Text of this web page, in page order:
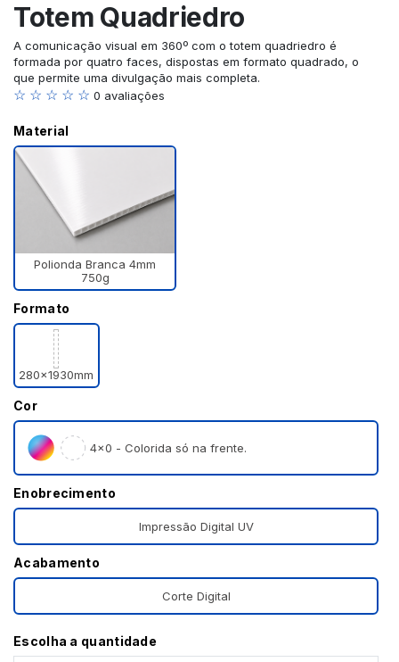
Totem Quadriedro
A comunicação visual em 360º com o totem quadriedro é
formada por quatro faces, dispostas em formato quadrado, o
que permite uma divulgação mais completa.
☆ ☆ ☆ ☆ ☆ 0 avaliações
Material
Polionda Branca 4mm
750g
Formato
280x1930mm
Cor
4×0 - Colorida só na frente.
Enobrecimento
Impressão Digital UV
Acabamento
Corte Digital
Escolha a quantidade